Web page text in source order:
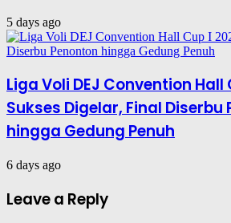
5 days ago
Liga Voli DEJ Convention Hall
Sukses Digelar, Final Diserbu
hingga Gedung Penuh
6 days ago
Leave a Reply